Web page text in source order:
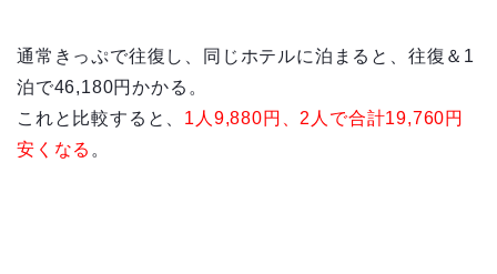
通常きっぷで往復し、同じホテルに泊まると、往復＆1
泊で46,180円かかる。
これと比較すると、 1人9,880円、2人で合計19,760円
安くなる 。